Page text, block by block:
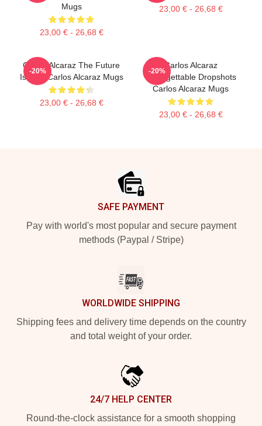
Mugs
23,00 € - 26,68 €
23,00 € - 26,68 €
Carlos Alcaraz The Future
Is Now Carlos Alcaraz Mugs
23,00 € - 26,68 €
-20%
Carlos Alcaraz
Unforgettable Dropshots
Carlos Alcaraz Mugs
23,00 € - 26,68 €
-20%
SAFE PAYMENT
Pay with world's most popular and secure payment
methods (Paypal / Stripe)
WORLDWIDE SHIPPING
Shipping fees and delivery time depends on the country
and total weight of your order.
24/7 HELP CENTER
Round-the-clock assistance for a smooth shopping